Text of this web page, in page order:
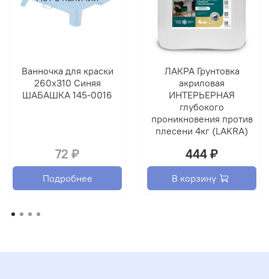
распылением в два слоя.
оштукатуренных стен и потолков из бетона, газобетона,
помещениях с нормальной влажностью.
Ванночка для краски
260х310 Синяя
ШАБАШКА 145-0016
72 ₽
Подробнее
ЛАКРА Грунтовка
акриловая
ИНТЕРЬЕРНАЯ
глубокого
проникновения против
плесени 4кг (LAKRA)
444 ₽
В корзину